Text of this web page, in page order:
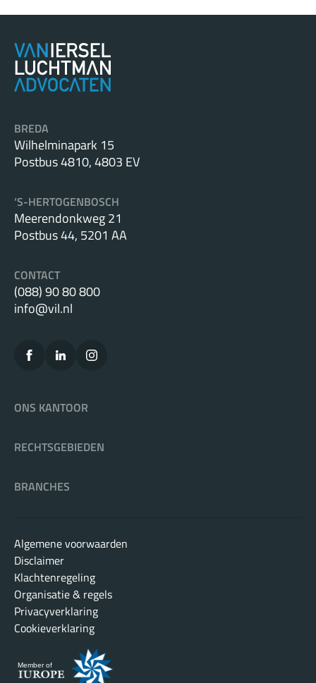
BREDA
Wilhelminapark 15
Postbus 4810, 4803 EV
‘S-HERTOGENBOSCH
Meerendonkweg 21
Postbus 44, 5201 AA
CONTACT
(088) 90 80 800
info@vil.nl
ONS KANTOOR
RECHTSGEBIEDEN
BRANCHES
Algemene voorwaarden
Disclaimer
Klachtenregeling
Organisatie & regels
Privacyverklaring
Cookieverklaring
Member of